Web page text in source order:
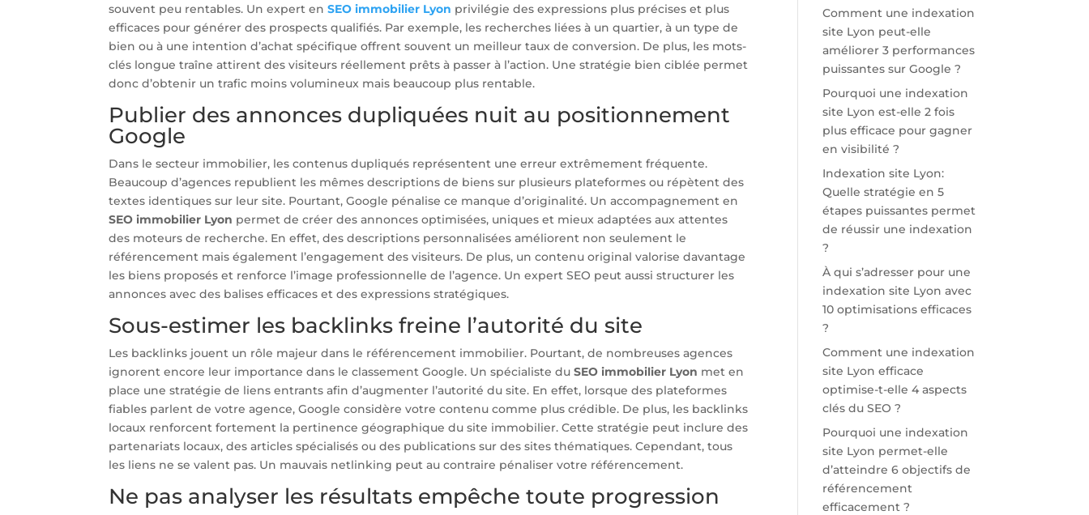
souvent peu rentables. Un expert enSEO immobilier Lyon privilégie des expressions plus précises et plus
efficaces pour générer des prospects qualifiés. Par exemple, les recherches liées à un quartier, à un type de
bien ou à une intention d’achat spécifique offrent souvent un meilleur taux de conversion. De plus, les mots-
clés longue traîne attirent des visiteurs réellement prêts à passer à l’action. Une stratégie bien ciblée permet
donc d’obtenir un trafic moins volumineux mais beaucoup plus rentable.
Publier des annonces dupliquées nuit au positionnement
Google
Dans le secteur immobilier, les contenus dupliqués représentent une erreur extrêmement fréquente.
Beaucoup d’agences republient les mêmes descriptions de biens sur plusieurs plateformes ou répètent des
textes identiques sur leur site. Pourtant, Google pénalise ce manque d’originalité. Un accompagnement en
SEO immobilier Lyon permet de créer des annonces optimisées, uniques et mieux adaptées aux attentes
des moteurs de recherche. En effet, des descriptions personnalisées améliorent non seulement le
référencement mais également l’engagement des visiteurs. De plus, un contenu original valorise davantage
les biens proposés et renforce l’image professionnelle de l’agence. Un expert SEO peut aussi structurer les
annonces avec des balises efficaces et des expressions stratégiques.
Sous-estimer les backlinks freine l’autorité du site
Les backlinks jouent un rôle majeur dans le référencement immobilier. Pourtant, de nombreuses agences
ignorent encore leur importance dans le classement Google. Un spécialiste duSEO immobilier Lyon met en
place une stratégie de liens entrants afin d’augmenter l’autorité du site. En effet, lorsque des plateformes
fiables parlent de votre agence, Google considère votre contenu comme plus crédible. De plus, les backlinks
locaux renforcent fortement la pertinence géographique du site immobilier. Cette stratégie peut inclure des
partenariats locaux, des articles spécialisés ou des publications sur des sites thématiques. Cependant, tous
les liens ne se valent pas. Un mauvais netlinking peut au contraire pénaliser votre référencement.
Ne pas analyser les résultats empêche toute progression
Comment une indexation
site Lyon peut-elle
améliorer 3 performances
puissantes sur Google ?
Pourquoi une indexation
site Lyon est-elle 2 fois
plus efficace pour gagner
en visibilité ?
Indexation site Lyon:
Quelle stratégie en 5
étapes puissantes permet
de réussir une indexation
?
À qui s’adresser pour une
indexation site Lyon avec
10 optimisations efficaces
?
Comment une indexation
site Lyon efficace
optimise-t-elle 4 aspects
clés du SEO ?
Pourquoi une indexation
site Lyon permet-elle
d’atteindre 6 objectifs de
référencement
efficacement ?